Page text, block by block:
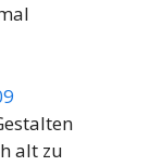
alt zu